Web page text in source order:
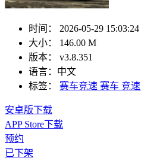
时间：
2026-05-29 15:03:24
大小：
146.00 M
版本：
v3.8.351
语言： 中文
标签：
赛车竞速 赛车 竞速
安卓版下载
APP Store下载
预约
已下架